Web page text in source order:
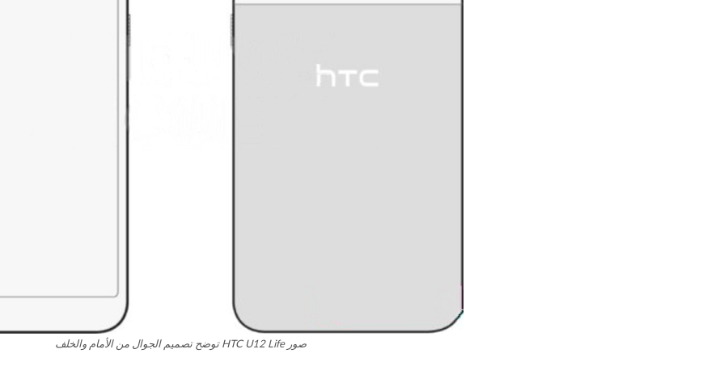
صور HTC U12 Life توضح تصميم الجوال من الأمام والخلف